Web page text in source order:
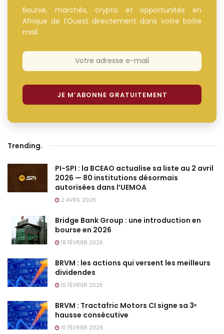
Bourse, marchés, crypto et opportunités en
Afrique de l’Ouest directement dans votre boîte
mail.
Trending.
PI-SPI : la BCEAO actualise sa liste au 2 avril
2026 — 80 institutions désormais
autorisées dans l’UEMOA
2 AVRIL 2026
Bridge Bank Group : une introduction en
bourse en 2026
18 FÉVRIER 2026
BRVM : les actions qui versent les meilleurs
dividendes
10 FÉVRIER 2026
BRVM : Tractafric Motors CI signe sa 3ᵉ
hausse consécutive
10 FÉVRIER 2026